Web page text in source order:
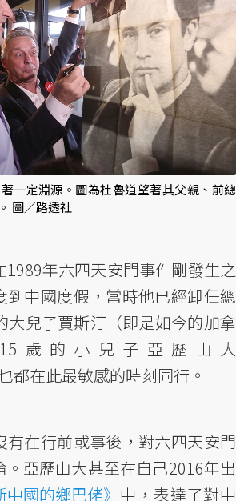
一定淵源。圖為杜魯道望著其父親、前總
圖／路透社
年六四天安門事件剛發生之
到中國度假，當時他已經卸任總
大兒子賈斯汀（即是如今的加拿
歲的小兒子亞歷山大
都在此最敏感的時刻同行。
有在行前或事後，對六四天安門
亞歷山大甚至在自己2016年出
中國的鄉巴佬》 中，表達了對中